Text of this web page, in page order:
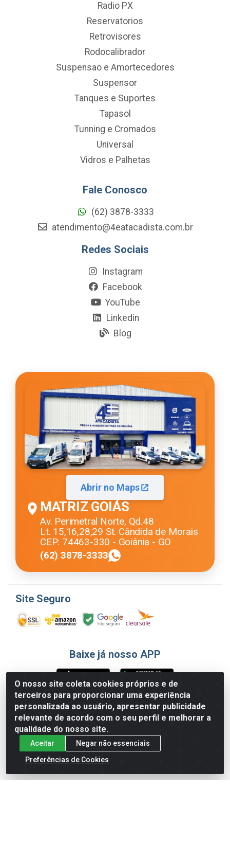
O nosso site coleta cookies próprios e de
terceiros para proporcionar uma experiência
personalizada ao usuário, apresentar publicidade
relevante de acordo com o seu perfil e melhorar a
qualidade do nosso site.
Aceitar
Negar não essenciais
Preferências de Cookies
Radio PX
Reservatorios
Retrovisores
Rodocalibrador
Suspensao e Amortecedores
Suspensor
Tanques e Suportes
Tapasol
Tunning e Cromados
Universal
Vidros e Palhetas
Fale Conosco
(62) 3878-3333
atendimento@4eatacadista.com.br
Redes Sociais
Instagram
Facebook
YouTube
Linkedin
Blog
Abrir no Maps
MATRIZ GOIÁS
Av. Perimetral Norte, Qd.48
Lt. 15,16,28,29 St. Cândida de Morais
CEP: 74463-330 - Goiânia - GO
(62) 3878-3333
Site Seguro
Baixe já nosso APP
Formas de Pagamento